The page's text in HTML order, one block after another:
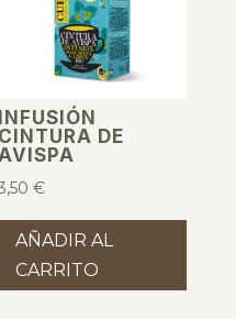
INFUSIÓN
CINTURA DE
AVISPA
€
AÑADIR AL
CARRITO